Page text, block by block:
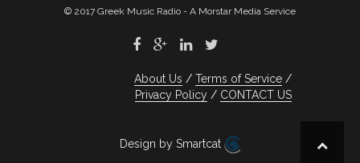
© 2017 Greek Music Radio - A Morstar Media Service
About Us
Terms of Service
Privacy Policy
CONTACT US
Design by Smartcat